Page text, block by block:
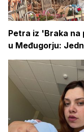
Petra iz 'Braka
u Međugorju: